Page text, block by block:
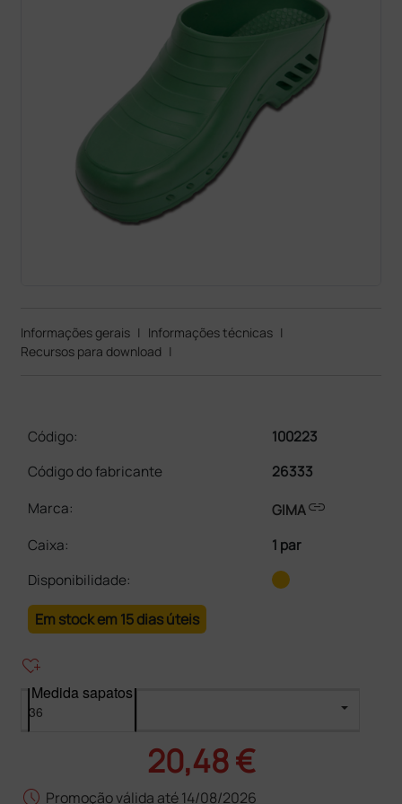
Informações gerais | Informações técnicas |
Recursos para download |
Código:
100223
Código do fabricante
26333
Marca:
GIMAlink
Caixa:
1 par
Disponibilidade:
Em stock em 15 dias úteis
heart_plus
Medida sapatos
20,48 €
schedule Promoção válida até 14/08/2026